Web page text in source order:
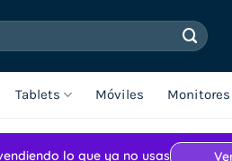
Tablets Móviles Monitores